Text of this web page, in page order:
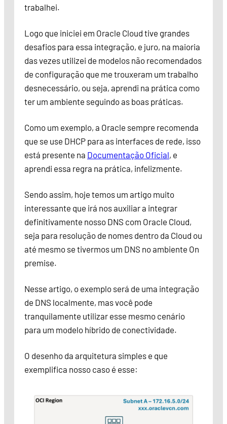
trabalhei.
Logo que iniciei em Oracle Cloud tive grandes
desafios para essa integração, e juro, na maioria
das vezes utilizei de modelos não recomendados
de configuração que me trouxeram um trabalho
desnecessário, ou seja, aprendi na prática como
ter um ambiente seguindo as boas práticas.
Como um exemplo, a Oracle sempre recomenda
que se use DHCP para as interfaces de rede, isso
está presente na Documentação Oficial, e
aprendi essa regra na prática, infelizmente.
Sendo assim, hoje temos um artigo muito
interessante que irá nos auxiliar a integrar
definitivamente nosso DNS com Oracle Cloud,
seja para resolução de nomes dentro da Cloud ou
até mesmo se tivermos um DNS no ambiente On
premise.
Nesse artigo, o exemplo será de uma integração
de DNS localmente, mas você pode
tranquilamente utilizar esse mesmo cenário
para um modelo híbrido de conectividade.
O desenho da arquitetura simples e que
exemplifica nosso caso é esse: